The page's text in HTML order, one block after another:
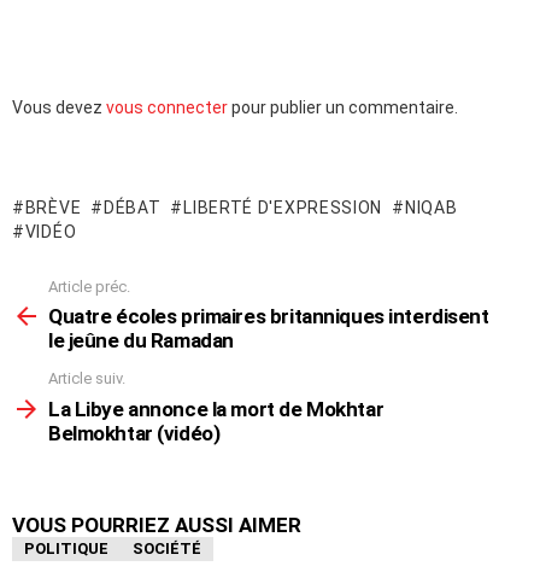
Laisser
Vous devez vous connecterpour publier un commentaire.
BRÈVE DÉBAT LIBERTÉ D'EXPRESSION
NIQAB
VIDÉO
voir
Article préc.
Quatre écoles primaires britanniques interdisent
le jeûne du Ramadan
Article suiv.
La Libye annonce la mort de Mokhtar
Belmokhtar (vidéo)
VOUS POURRIEZ AUSSI AIMER
POLITIQUE SOCIÉTÉ